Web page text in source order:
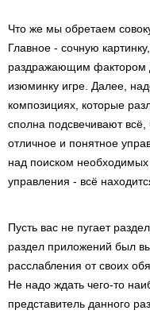
Что же мы обретаем
Главное - сочную
раздражающим фактором
изюминку игре. Далее,
композициях, которые
сполна подсвечивают всё,
отличное и понятное
над поиском необходимых
управления - всё
Пусть вас не пугает
раздел приложений был
расслабления от своих
Не надо ждать чего-то
представитель данного